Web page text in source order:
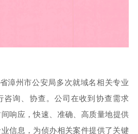
漳州市公安局多次就域名相关专业
咨询 、协查 。公司在收到 协查需求
响应，快速、准确、高质量地提供
信息，为侦办相关案件提供了关键